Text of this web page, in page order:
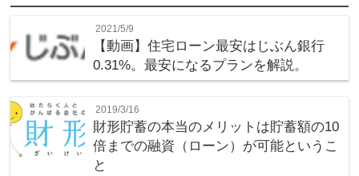
2021/5/9
【動画】住宅ローン最安はじぶん銀行
0.31%。最安になるプランを解説。
2019/3/16
財形貯蓄の本当のメリットは貯蓄額の10
倍までの融資（ローン）が可能というこ
と